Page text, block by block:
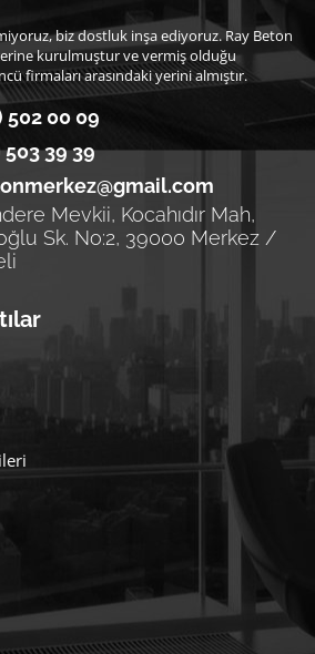
biz dostluk inşa ediyoruz. Ray Beton
kurulmuştur ve vermiş olduğu
firmaları arasındaki yerini almıştır.
502 00 09
503 39 39
Mevkii, Kocahıdır Mah,
Sk. No:2, 39000 Merkez /